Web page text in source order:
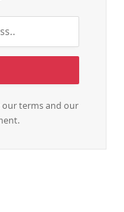
our terms and our